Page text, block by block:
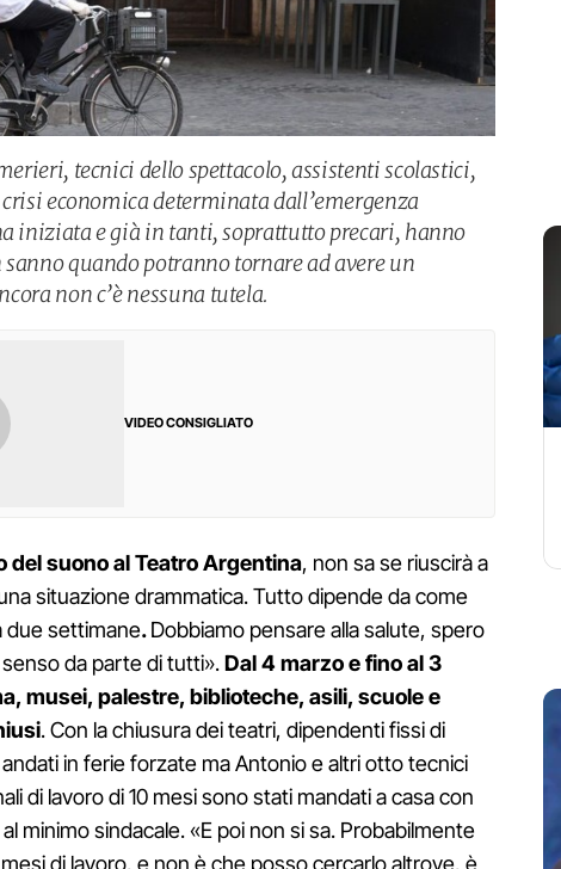
tecnici dello spettacolo, assistenti scolastici,
economica determinata dall’emergenza
iniziata e già in tanti, soprattutto precari, hanno
quando potranno tornare ad avere un
non c’è nessuna tutela.
VIDEO CONSIGLIATO
del suono al Teatro Argentina, non sa se riuscirà a
situazione drammatica. Tutto dipende da come
due settimane.Dobbiamo pensare alla salute, spero
da parte di tutti».Dal 4 marzo e fino al 3
musei, palestre, biblioteche, asili, scuole e
. Con la chiusura dei teatri, dipendenti fissi di
in ferie forzate ma Antonio e altri otto tecnici
di lavoro di 10 mesi sono stati mandati a casa con
minimo sindacale. «E poi non si sa. Probabilmente
di lavoro, e non è che posso cercarlo altrove, è